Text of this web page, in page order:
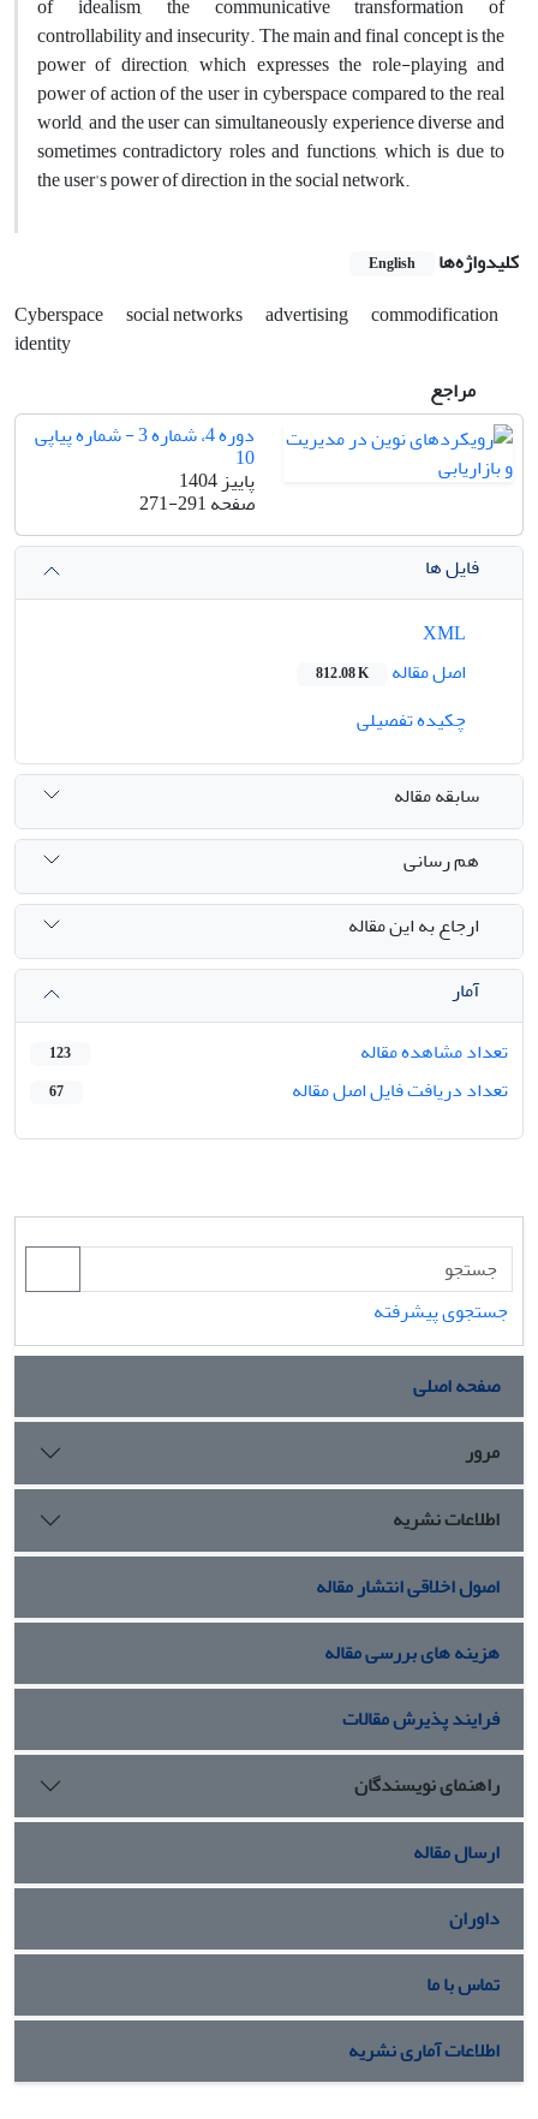
controllability and insecurity. The main and final concept is the
power of direction, which expresses the role-playing and
power of action of the user in cyberspace compared to the real
world, and the user can simultaneously experience diverse and
sometimes contradictory roles and functions, which is due to
the user's power of direction in the social network.
کلیدواژه‌ها English
Cyberspace social networks advertising
commodification
identity
مراجع
دوره 4، شماره 3 - شماره پیاپی
10
پاییز 1404
صفحه271-291
فایل ها
اصل مقاله
812.08 K
چکیده تفصیلی
سابقه مقاله
هم رسانی
ارجاع به این مقاله
آمار
تعداد مشاهده مقاله
123
تعداد دریافت فایل اصل مقاله 67
جستجوی پیشرفته
صفحه اصلی
مرور
اطلاعات نشریه
اصول اخلاقی انتشار مقاله
هزینه های بررسی مقاله
فرایند پذیرش مقالات
راهنمای نویسندگان
ارسال مقاله
داوران
تماس با ما
اطلاعات آماری نشریه